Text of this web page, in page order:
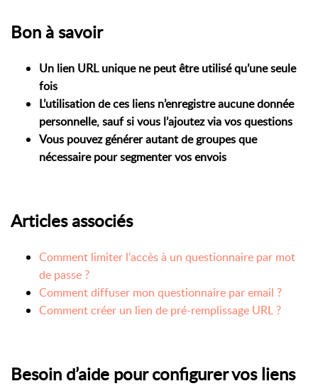
Bon à savoir
Un lien URL unique ne peut être utiliséqu’une seule
fois
L’utilisation de ces liens n’enregistreaucune donnée
personnelle, sauf si vous l’ajoutez via vos questions
Vous pouvez générer autant de groupes que
nécessaire pour segmenter vos envois
Articles associés
Comment limiter l’accès à un questionnaire par mot
de passe ?
Comment diffuser mon questionnaire par email ?
Comment créer un lien de pré-remplissage URL ?
Besoin d’aide pour configurer vos liens